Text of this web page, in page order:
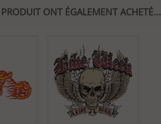
ONT ÉGALEMENT ACHETÉ...